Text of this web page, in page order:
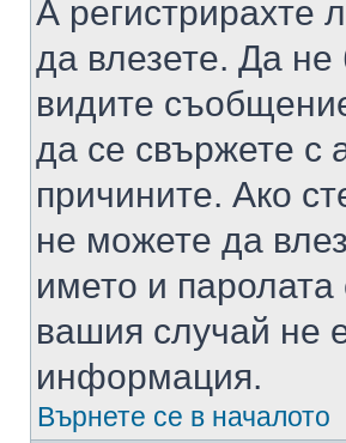
А регистрирахте
да влезете. Да
видите
да се свържете с
причините. Ако
не можете да
името и
вашия случай не
информация.
Върнете се в началото